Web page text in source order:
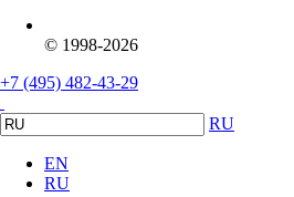
© 1998-2026
+7 (495) 482-43-29
RU
EN
RU